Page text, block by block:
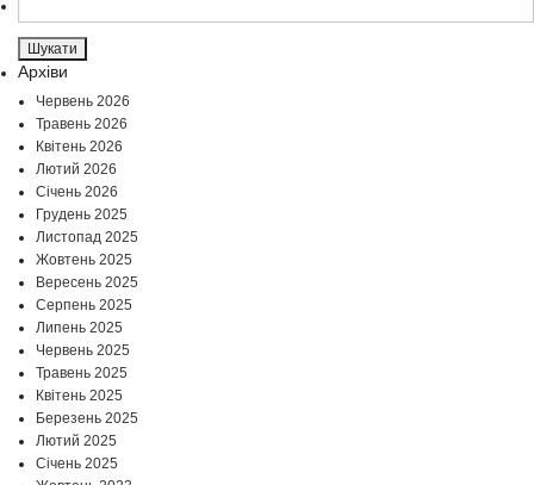
Архіви
Червень 2026
Травень 2026
Квітень 2026
Лютий 2026
Січень 2026
Грудень 2025
Листопад 2025
Жовтень 2025
Вересень 2025
Серпень 2025
Липень 2025
Червень 2025
Травень 2025
Квітень 2025
Березень 2025
Лютий 2025
Січень 2025